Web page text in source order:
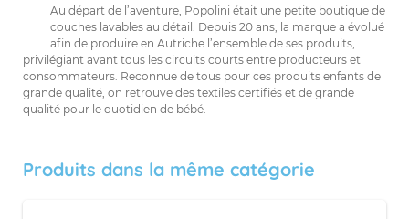
Au départ de l’aventure, Popolini était une petite boutique de
couches lavables au détail. Depuis 20 ans, la marque a évolué
afin de produire en Autriche l’ensemble de ses produits,
privilégiant avant tous les circuits courts entre producteurs et
consommateurs. Reconnue de tous pour ces produits enfants de
grande qualité, on retrouve des textiles certifiés et de grande
qualité pour le quotidien de bébé.
Produits dans la même catégorie